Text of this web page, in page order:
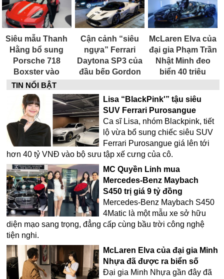
Siêu mẫu Thanh
Hằng bổ sung
Porsche 718
Boxster vào
garage, siêu xe
mui trần giá hơn
5 tỷ đồng
Cận cảnh “siêu
ngựa” Ferrari
Daytona SP3 của
đầu bếp Gordon
McLaren Elva của
đại gia Phạm Trần
Nhật Minh đeo
biển 40 triệu
TIN NỔI BẬT
Lisa “BlackPink'” tậu siêu
SUV Ferrari Purosangue
Ca sĩ Lisa, nhóm Blackpink, tiết
lộ vừa bổ sung chiếc siêu SUV
Ferrari Purosangue giá lên tới
hơn 40 tỷ VNĐ vào bộ sưu tập xế cưng của cô.
MC Quyền Linh mua
Mercedes-Benz Maybach
S450 trị giá 9 tỷ đồng
Mercedes-Benz Maybach S450
4Matic là một mẫu xe sở hữu
diện mạo sang trọng, đẳng cấp cùng bầu trời công nghệ
tiện nghi.
McLaren Elva của đại gia Minh
Nhựa đã được ra biển số
Đại gia Minh Nhựa gần đây đã